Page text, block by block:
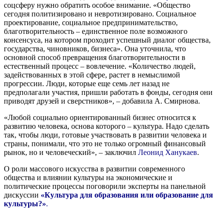
соцсферу нужно обратить особое внимание. «Общество
сегодня политизировано и невротизировано. Социальное
проектирование, социальное предпринимательство,
благотворительность – единственное поле возможного
консенсуса, на котором проходит успешный диалог общества,
государства, чиновников, бизнеса». Она уточнила, что
основной способ превращения благотворительности в
естественный процесс – вовлечение. «Количество людей,
задействованных в этой сфере, растет в немыслимой
прогрессии. Люди, которые еще семь лет назад не
предполагали участия, пришли работать в фонды, сегодня они
приводят друзей и сверстников», – добавила А. Смирнова.
«Любой социально ориентированный бизнес относится к
развитию человека, основа которого – культура. Надо сделать
так, чтобы люди, готовые участвовать в развитии человека и
страны, понимали, что это не только огромный финансовый
рынок, но и человеческий», – заключил Леонид Ханукаев.
О роли массового искусства в развитии современного
общества и влиянии культуры на экономические и
политические процессы поговорили эксперты на панельной
дискуссии «Культура для образования или образование для
культуры?».